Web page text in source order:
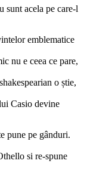
sunt acela pe care-l
emblematice
nu e ceea ce pare,
o știe,
Casio devine
pune pe gânduri.
si re-spune